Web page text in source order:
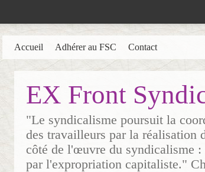
EX Front
"Le syndicalisme poursuit la
des travailleurs par la réalisation
côté de l'œuvre du syndicalisme
par l'expropriation capitaliste."
Accueil Adhérer au FSC Contact